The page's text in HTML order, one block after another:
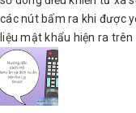
các nút bấm ra khi được
liệu mật khẩu hiện ra trên